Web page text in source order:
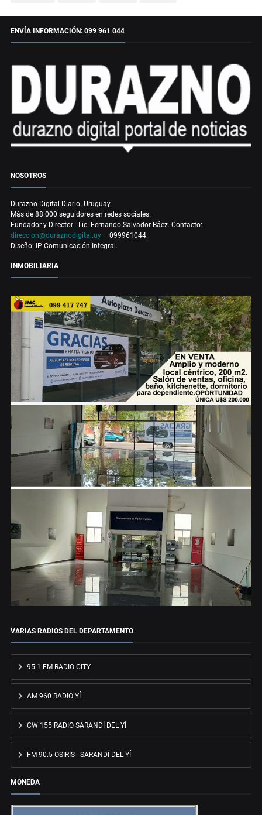
ENVÍA INFORMACIÓN: 099 961 044
NOSOTROS
Durazno Digital Diario. Uruguay.
Más de 88.000 seguidores en redes sociales.
Fundador y Director - Lic. Fernando Salvador Báez. Contacto:
direccion@duraznodigital.uy – 099961044.
Diseño: IP Comunicación Integral.
INMOBILIARIA
VARIAS RADIOS DEL DEPARTAMENTO
95.1 FM RADIO CITY
AM 960 RADIO YÍ
CW 155 RADIO SARANDÍ DEL YÍ
FM 90.5 OSIRIS - SARANDÍ DEL YÍ
MONEDA